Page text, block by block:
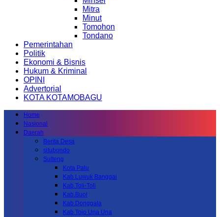
Mitra
Minut
Tomohon
Tondano
Pemerintahan
Politik
Ekonomi & Bisnis
Hukum & Kriminal
OPINI
Advertorial
KOTA KOTAMOBAGU
Home
Nasional
Daerah
Berita Desa
situbondo
Sulteng
Kota Palu
Kab.Luwuk Banggai
Kab.Toli-Toli
Kab.Buol
Kab.Donggala
Kab Tojo Una Una